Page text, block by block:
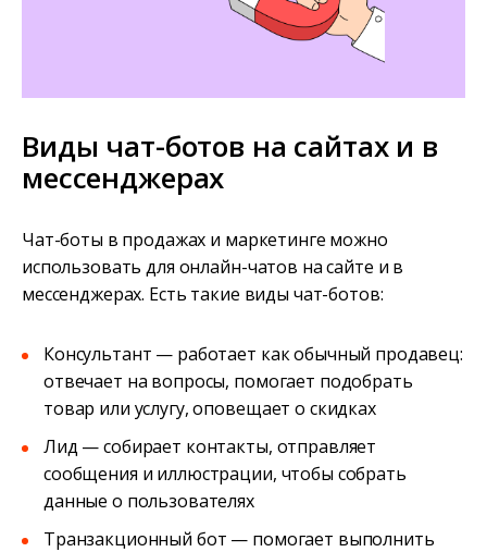
Виды чат-ботов на сайтах и в
мессенджерах
Чат-боты в продажах и маркетинге можно
использовать для онлайн-чатов на сайте и в
мессенджерах. Есть такие виды чат-ботов:
Консультант — работает как обычный продавец:
отвечает на вопросы, помогает подобрать
товар или услугу, оповещает о скидках
Лид — собирает контакты, отправляет
сообщения и иллюстрации, чтобы собрать
данные о пользователях
Транзакционный бот — помогает выполнить